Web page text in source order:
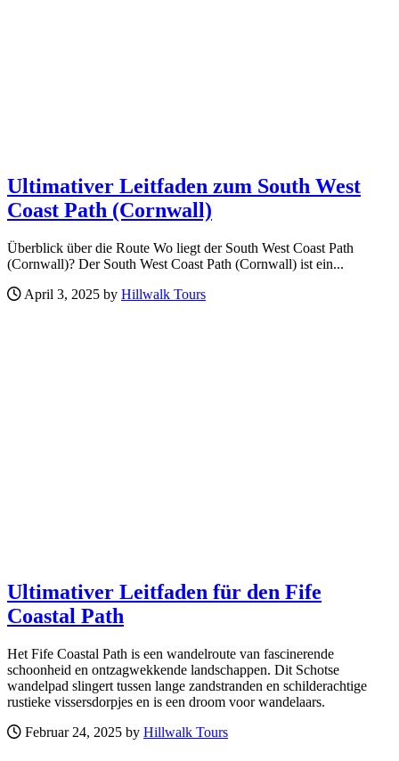
Ultimativer Leitfaden zum South West
Coast Path (Cornwall)
Überblick über die Route Wo liegt der South West Coast Path
(Cornwall)? Der South West Coast Path (Cornwall) ist ein...
April 3, 2025 by Hillwalk Tours
Ultimativer Leitfaden für den Fife
Coastal Path
Het Fife Coastal Path is een wandelroute van fascinerende
schoonheid en ontzagwekkende landschappen. Dit Schotse
wandelpad slingert tussen lange zandstranden en schilderachtige
rustieke vissersdorpjes en is een droom voor wandelaars.
Februar 24, 2025 by Hillwalk Tours